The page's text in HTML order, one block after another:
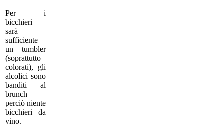
Per i
bicchieri
sarà
sufficiente
un tumbler
(soprattutto
colorati), gli
alcolici sono
banditi al
brunch
perciò niente
bicchieri da
vino.